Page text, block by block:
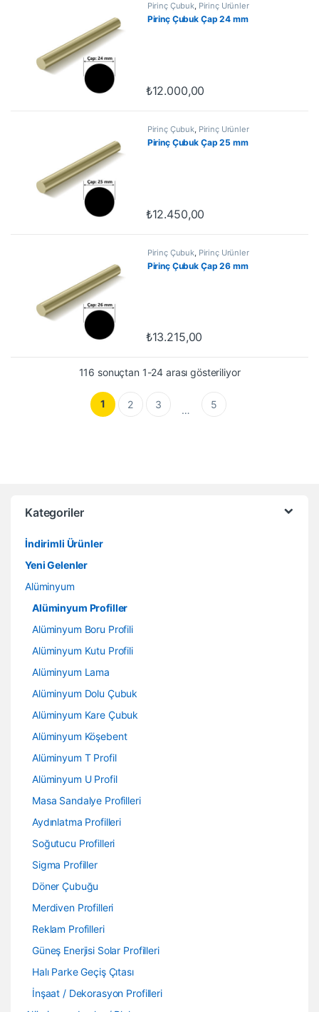
Pirinç Çubuk, Pirinç Ürünler
Pirinç Çubuk Çap 24 mm
₺12.000,00
Pirinç Çubuk, Pirinç Ürünler
Pirinç Çubuk Çap 25 mm
₺12.450,00
Pirinç Çubuk, Pirinç Ürünler
Pirinç Çubuk Çap 26 mm
₺13.215,00
116 sonuçtan 1-24 arası gösteriliyor
1 2 3 … 5
Kategoriler
İndirimli Ürünler
Yeni Gelenler
Alüminyum
Alüminyum Profiller
Alüminyum Boru Profili
Alüminyum Kutu Profili
Alüminyum Lama
Alüminyum Dolu Çubuk
Alüminyum Kare Çubuk
Alüminyum Köşebent
Alüminyum T Profil
Alüminyum U Profil
Masa Sandalye Profilleri
Aydınlatma Profilleri
Soğutucu Profilleri
Sigma Profiller
Döner Çubuğu
Merdiven Profilleri
Reklam Profilleri
Güneş Enerjisi Solar Profilleri
Halı Parke Geçiş Çıtası
İnşaat / Dekorasyon Profilleri